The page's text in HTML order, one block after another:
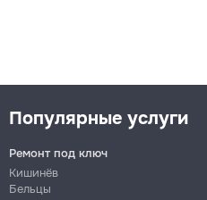
Популярные услуги
Ремонт под ключ
Кишинёв
Бельцы